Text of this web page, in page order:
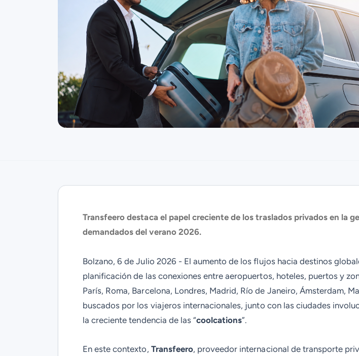
Transfeero destaca el papel creciente de los traslados privados en la
demandados del verano 2026.
Bolzano, 6 de Julio 2026 - El aumento de los flujos hacia destinos
planificación de las conexiones entre aeropuertos, hoteles, puertos y
París, Roma, Barcelona, Londres, Madrid, Río de Janeiro, Ámsterdam,
buscados por los viajeros internacionales, junto con las ciudades
la creciente tendencia de las “coolcations”.
En este contexto, Transfeero, proveedor internacional de transporte